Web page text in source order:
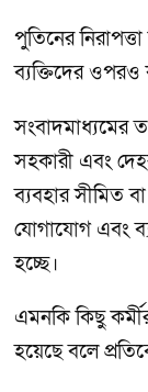
পুতিনের
ব্যক্তিদের ওপরও
সংবাদমাধ্যমের
সহকারী এবং
ব্যবহার সীমিত
যোগাযোগ এবং
হচ্ছে।
এমনকি কিছু
হয়েছে বলে